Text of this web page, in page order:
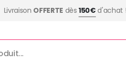
Livraison OFFERTE dès150€d'achat !